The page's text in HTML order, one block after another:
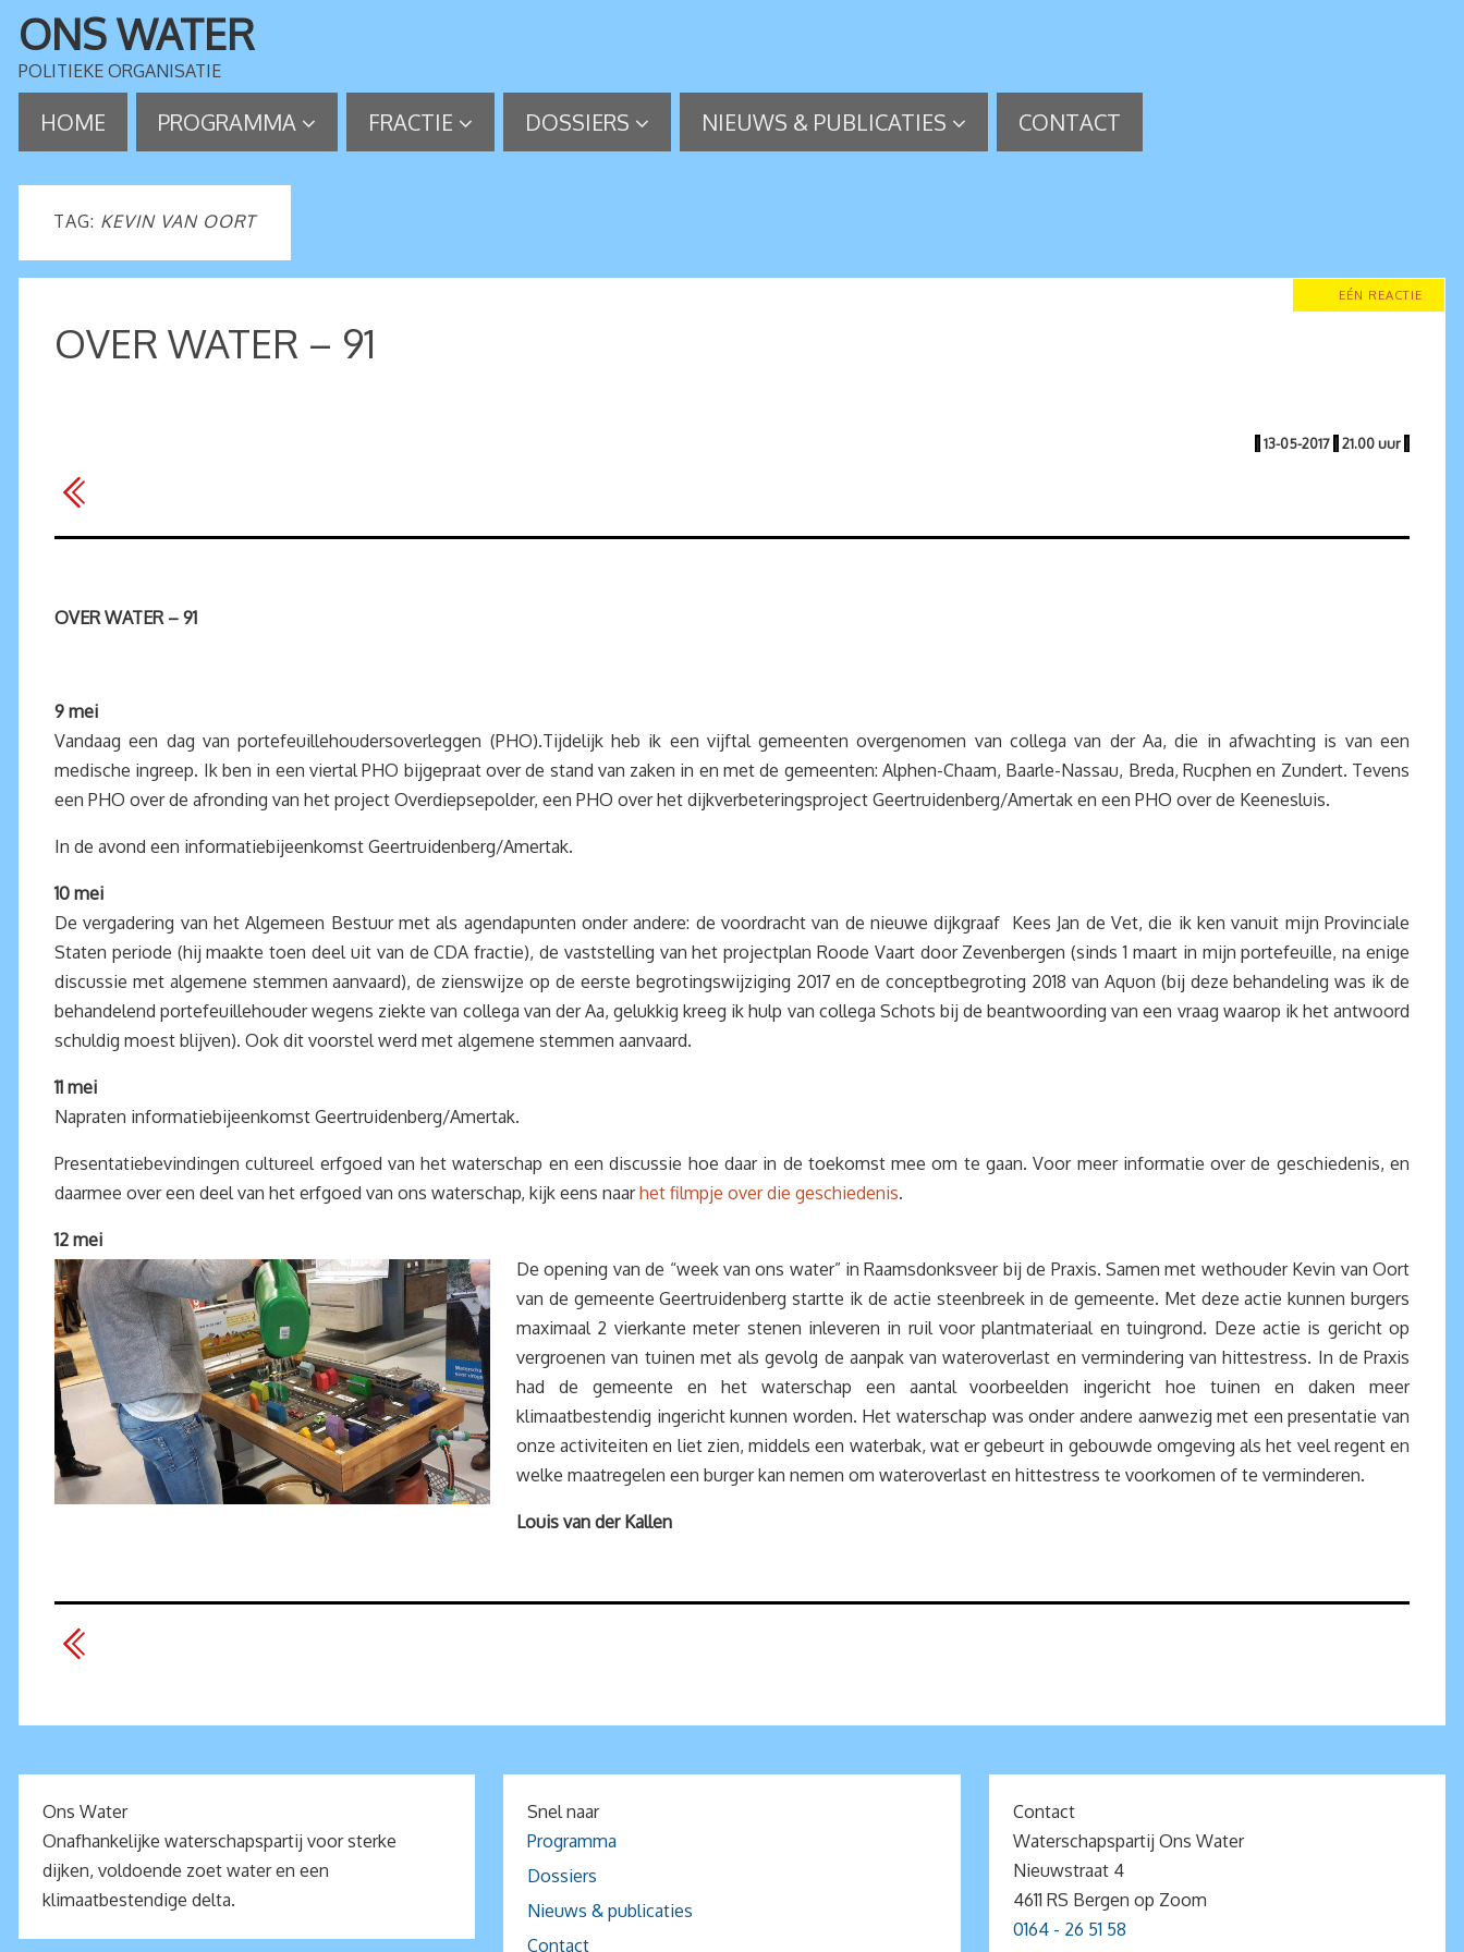
ONS WATER
POLITIEKE ORGANISATIE
HOME PROGRAMMA FRACTIE DOSSIERS NIEUWS & PUBLICATIES CONTACT
TAG: KEVIN VAN OORT
EÉN REACTIE
OVER WATER – 91
| 13-05-2017 | 21.00 uur |
OVER WATER – 91
9 mei
Vandaag een dag van portefeuillehoudersoverleggen (PHO).Tijdelijk heb ik een vijftal gemeenten overgenomen van collega van der Aa, die in afwachting is van een
medische ingreep. Ik ben in een viertal PHO bijgepraat over de stand van zaken in en met de gemeenten: Alphen-Chaam, Baarle-Nassau, Breda, Rucphen en Zundert. Tevens
een PHO over de afronding van het project Overdiepsepolder, een PHO over het dijkverbeteringsproject Geertruidenberg/Amertak en een PHO over de Keenesluis.
In de avond een informatiebijeenkomst Geertruidenberg/Amertak.
10 mei
De vergadering van het Algemeen Bestuur met als agendapunten onder andere: de voordracht van de nieuwe dijkgraaf Kees Jan de Vet, die ik ken vanuit mijn Provinciale
Staten periode (hij maakte toen deel uit van de CDA fractie), de vaststelling van het projectplan Roode Vaart door Zevenbergen (sinds 1 maart in mijn portefeuille, na enige
discussie met algemene stemmen aanvaard), de zienswijze op de eerste begrotingswijziging 2017 en de conceptbegroting 2018 van Aquon (bij deze behandeling was ik de
behandelend portefeuillehouder wegens ziekte van collega van der Aa, gelukkig kreeg ik hulp van collega Schots bij de beantwoording van een vraag waarop ik het antwoord
schuldig moest blijven). Ook dit voorstel werd met algemene stemmen aanvaard.
11 mei
Napraten informatiebijeenkomst Geertruidenberg/Amertak.
Presentatiebevindingen cultureel erfgoed van het waterschap en een discussie hoe daar in de toekomst mee om te gaan. Voor meer informatie over de geschiedenis, en
daarmee over een deel van het erfgoed van ons waterschap, kijk eens naarhet filmpje over die geschiedenis.
12 mei
De opening van de “week van ons water” in Raamsdonksveer bij de Praxis. Samen met wethouder Kevin van Oort
van de gemeente Geertruidenberg startte ik de actie steenbreek in de gemeente. Met deze actie kunnen burgers
maximaal 2 vierkante meter stenen inleveren in ruil voor plantmateriaal en tuingrond. Deze actie is gericht op
vergroenen van tuinen met als gevolg de aanpak van wateroverlast en vermindering van hittestress. In de Praxis
had de gemeente en het waterschap een aantal voorbeelden ingericht hoe tuinen en daken meer
klimaatbestendig ingericht kunnen worden. Het waterschap was onder andere aanwezig met een presentatie van
onze activiteiten en liet zien, middels een waterbak, wat er gebeurt in gebouwde omgeving als het veel regent en
welke maatregelen een burger kan nemen om wateroverlast en hittestress te voorkomen of te verminderen.
Louis van der Kallen
Ons Water
Onafhankelijke waterschapspartij voor sterke
dijken, voldoende zoet water en een
klimaatbestendige delta.
Snel naar
Programma
Dossiers
Nieuws & publicaties
Contact
Contact
Waterschapspartij Ons Water
Nieuwstraat 4
4611 RS Bergen op Zoom
0164 - 26 51 58